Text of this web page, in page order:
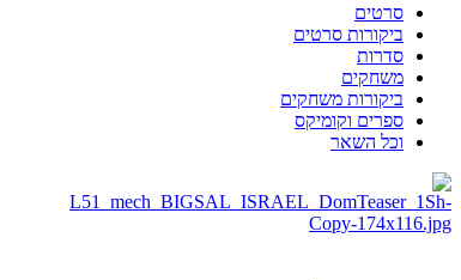
סרטים
ביקורות סרטים
סדרות
משחקים
ביקורות משחקים
ספרים וקומיקס
וכל השאר